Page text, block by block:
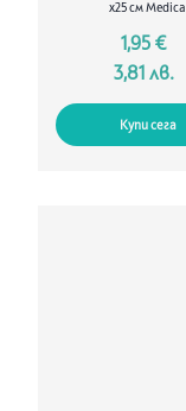
х25 см Medica
1,95 €
3,81 лв.
Купи сега